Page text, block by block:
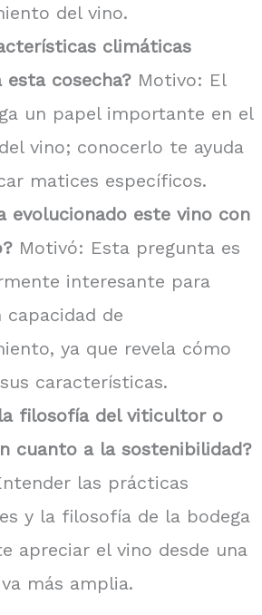
del vino.
climáticas
esta cosecha? Motivo: El
un papel importante en el
vino; conocerlo te ayuda
matices específicos.
evolucionado este vino con
Motivó: Esta pregunta es
interesante para
capacidad de
ya que revela cómo
características.
filosofía del viticultor o
cuanto a la sostenibilidad?
las prácticas
y la filosofía de la bodega
apreciar el vino desde una
más amplia.